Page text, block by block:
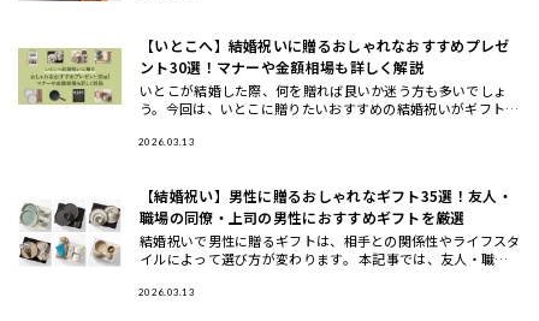
【いとこへ】結婚祝いに贈るおしゃれなおすすめプレゼ
ント30選！マナーや金額相場も詳しく解説
いとこが結婚した際、何を贈れば良いか迷う方も多いでしょ
う。今回は、いとこに贈りたいおすすめの結婚祝いがギフトの
す。おしゃれで洗
2026.03.13
【結婚祝い】男性に贈るおしゃれなギフト35選！友人・
職場の同僚・上司の男性におすすめギフトを厳選
結婚祝いで男性に贈るギフトは、相手との関係性やライフスタ
イルによって選び方が変わります。 本記事では、友人・職場
代・30代・4
2026.03.13